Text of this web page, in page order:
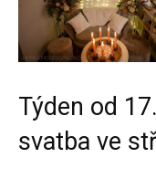
Týden od
svatba ve